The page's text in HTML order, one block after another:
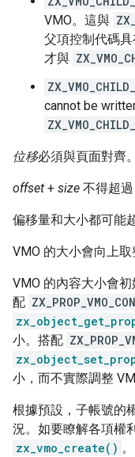
VMO。這與
父項控制代碼
才與
cannot be
位移必須與頁面對齊。
offset + size 不得超過
偏移量和大小都可能
VMO 的大小會向上取
VMO 的內容大小會
配
小。搭配
小，而不實際調整
根據預設，子帳號的
況。如要瞭解各項權
zx_vmo_create() 。